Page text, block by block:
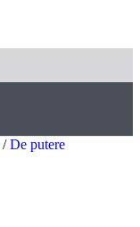
/ De putere